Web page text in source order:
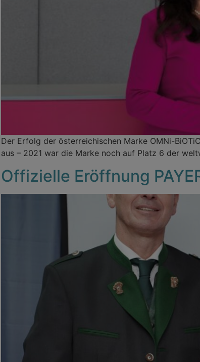
Der Erfolg der österreichischen Marke OMNi-
aus – 2021 war die Marke noch auf Platz 6 der
Offizielle Eröffnung